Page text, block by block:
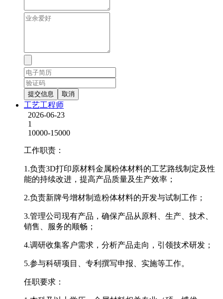
提交信息 取消
工艺工程师
2026-06-23
1
10000-15000
工作职责：
1.负责3D打印原材料金属粉体材料的工艺路线制定及性
能的持续改进，提高产品质量及生产效率；
2.负责新牌号增材制造粉体材料的开发与试制工作；
3.管理公司现有产品，确保产品从原料、生产、技术、
销售、服务的顺畅；
4.调研收集客户需求，分析产品走向，引领技术研发；
5.参与科研项目、专利撰写申报、实施等工作。
任职要求：